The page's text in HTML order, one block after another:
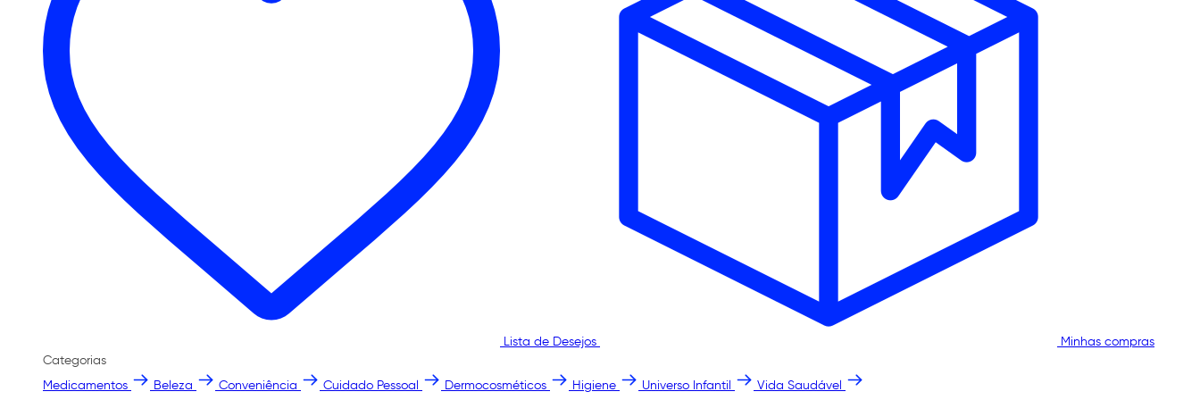
Lista de Desejos
Minhas compras
Categorias
Medicamentos
Beleza Conveniência Cuidado Pessoal Dermocosméticos Higiene Universo Infantil Vida Saudável